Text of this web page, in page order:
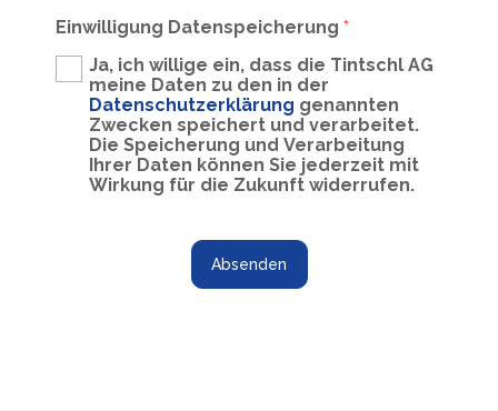
Einwilligung Datenspeicherung *
Ja, ich willige ein, dass die Tintschl AG
meine Daten zu den in der
Datenschutzerklärung genannten
Zwecken speichert und verarbeitet.
Die Speicherung und Verarbeitung
Ihrer Daten können Sie jederzeit mit
Wirkung für die Zukunft widerrufen.